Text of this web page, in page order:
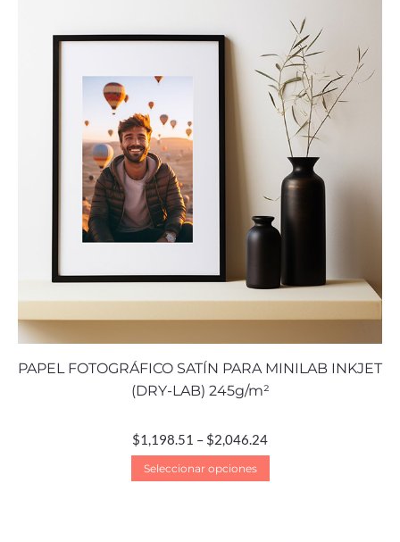
PAPEL FOTOGRÁFICO SATÍN PARA MINILAB INKJET
(DRY-LAB) 245g/m²
$1,198.51 – $2,046.24
Seleccionar opciones